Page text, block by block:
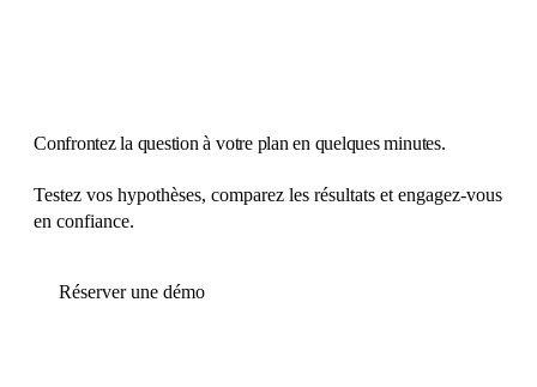
Confrontez la question à votre plan en quelques minutes.
Testez vos hypothèses, comparez les résultats et engagez-vous
en confiance.
Réserver une démo